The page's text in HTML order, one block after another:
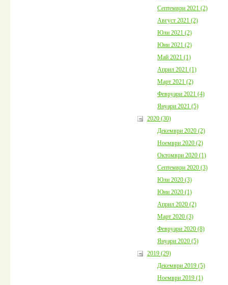
Септември 2021 (2)
Август 2021 (2)
Юли 2021 (2)
Юни 2021 (2)
Май 2021 (1)
Април 2021 (1)
Март 2021 (2)
Февруари 2021 (4)
Януари 2021 (5)
2020 (30)
Декември 2020 (2)
Ноември 2020 (2)
Октомври 2020 (1)
Септември 2020 (3)
Юли 2020 (3)
Юни 2020 (1)
Април 2020 (2)
Март 2020 (3)
Февруари 2020 (8)
Януари 2020 (5)
2019 (29)
Декември 2019 (5)
Ноември 2019 (1)